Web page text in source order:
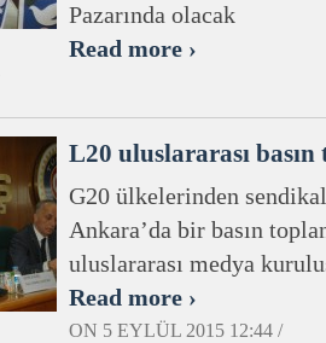
Pazarında olacak
Read more ›
L20 uluslararası basın
G20 ülkelerinden
Ankara’da bir basın
uluslararası medya
Read more ›
ON 5 EYLÜL 2015 12:44 /